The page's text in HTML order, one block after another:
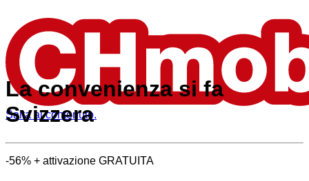
Salta al contenuto.
La convenienza si fa
Svizzera
-56% + attivazione GRATUITA